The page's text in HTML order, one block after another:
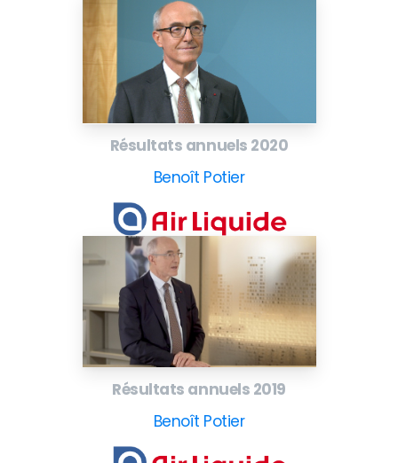
Résultats annuels 2020
Benoît Potier
Résultats annuels 2019
Benoît Potier